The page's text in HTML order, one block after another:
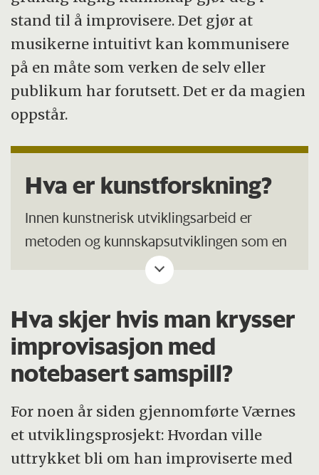
stand til å improvisere. Det gjør at
musikerne intuitivt kan kommunisere
på en måte som verken de selv eller
publikum har forutsett. Det er da magien
oppstår.
Hva er kunstforskning?
Innen kunstnerisk utviklingsarbeid er
metoden og kunnskapsutviklingen som en
type grunnforskning. På en måte som ligner
det som foregår i et laboratorium, preges
kunstfaglig utvikling av utprøving, feiling,
testing og spekulasjon. Metodene som er
valgt har vært eklektiske i betydningen at
de metoder som fungerer, anvendes. Man
kan ikke krangle med resultatet, og det er
ikke kritisk refleksjon som preger
kunnskapsproduksjonen innen
Hva skjer hvis man krysser
improvisasjon med
notebasert samspill?
For noen år siden gjennomførte Værnes
et utviklingsprosjekt: Hvordan ville
uttrykket bli om han improviserte med